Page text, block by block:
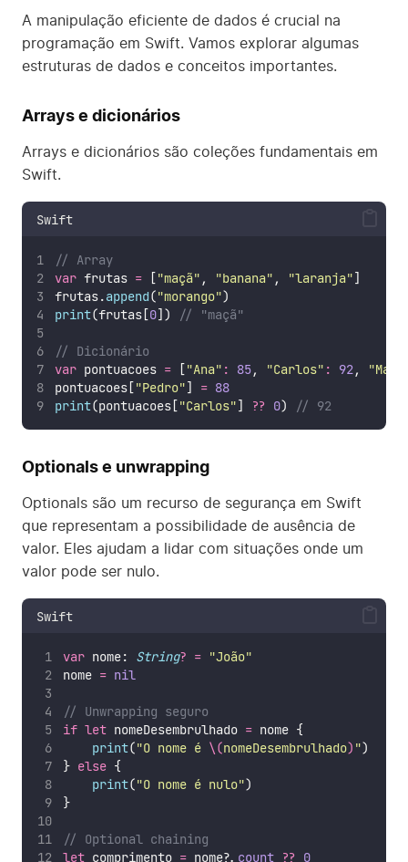
A manipulação eficiente de dados é crucial na
programação em Swift. Vamos explorar algumas
estruturas de dados e conceitos importantes.
Arrays e dicionários
Arrays e dicionários são coleções fundamentais em
Swift.
Swift
// Array
var frutas = ["maçã" , "banana" , "laranja"]
frutas.append("morango")
print(frutas[0]) // "maçã"
// Dicionário
var pontuacoes = ["Ana" : 85, "Carlos" : 92, "
pontuacoes["Pedro"] = 88
print(pontuacoes["Carlos"] ?? 0) // 92
Optionals e unwrapping
Optionals são um recurso de segurança em Swift
que representam a possibilidade de ausência de
valor. Eles ajudam a lidar com situações onde um
valor pode ser nulo.
Swift
var nome: String? = "João"
nome = nil
// Unwrapping seguro
if let nomeDesembrulhado = nome {
print("O nome é \(nomeDesembrulhado) ")
} else {
print("O nome é nulo")
}
// Optional chaining
let comprimento = nome?. count ?? 0